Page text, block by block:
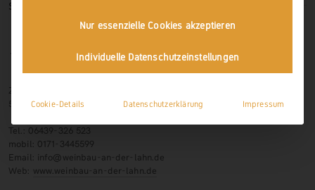
SO FINDEN SIE UNS
Zur Hasenlay 10
56379 Scheidt
Tel.: 06439-326 523
mobil: 0171-3445599
Email: info@weinbau-an-der-lahn.de
Web: www.weinbau-an-der-lahn.de
Nur essenzielle Cookies akzeptieren
Individuelle Datenschutzeinstellungen
Cookie-Details Datenschutzerklärung Impressum